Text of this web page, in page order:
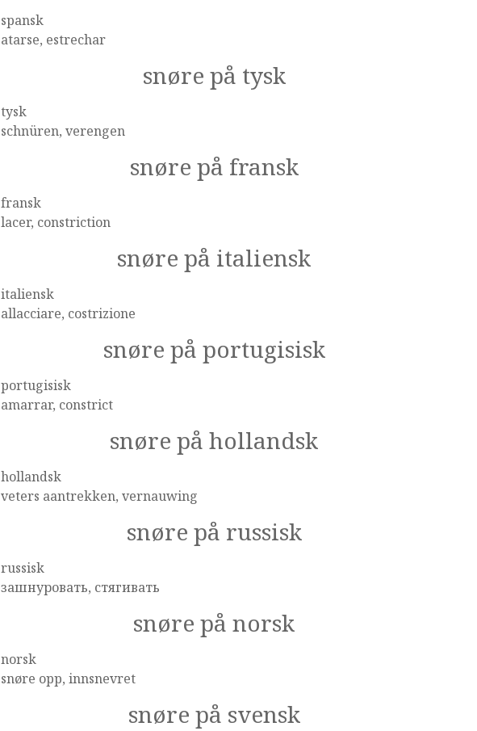
spansk
atarse, estrechar
snøre på tysk
tysk
schnüren, verengen
snøre på fransk
fransk
lacer, constriction
snøre på italiensk
italiensk
allacciare, costrizione
snøre på portugisisk
portugisisk
amarrar, constrict
snøre på hollandsk
hollandsk
veters aantrekken, vernauwing
snøre på russisk
russisk
зашнуровать, стягивать
snøre på norsk
norsk
snøre opp, innsnevret
snøre på svensk